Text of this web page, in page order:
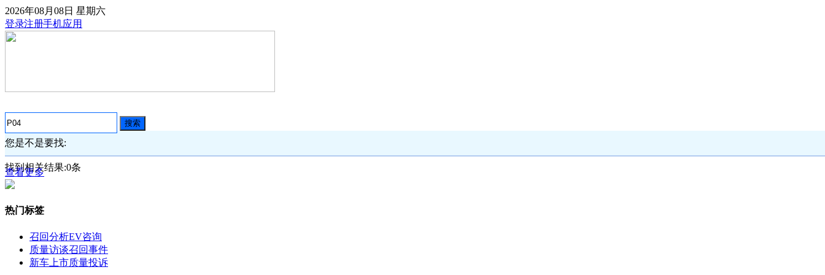
2026年08月08日 星期六
登录注册手机应用
搜索
您是不是要找:
找到相关结果:0条
查看更多
热门标签
召回分析EV咨询
质量访谈召回事件
新车上市质量投诉